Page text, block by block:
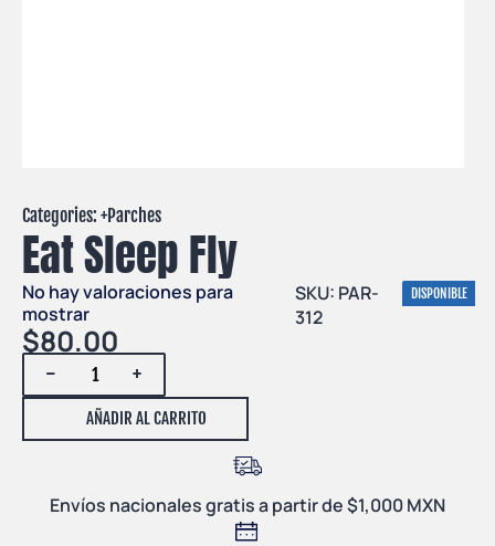
Categories: +Parches
Eat Sleep Fly
No hay valoraciones para
mostrar
SKU: PAR-
312
DISPONIBLE
$80.00
- +
AÑADIR AL CARRITO
Envíos nacionales gratis a partir de $1,000 MXN